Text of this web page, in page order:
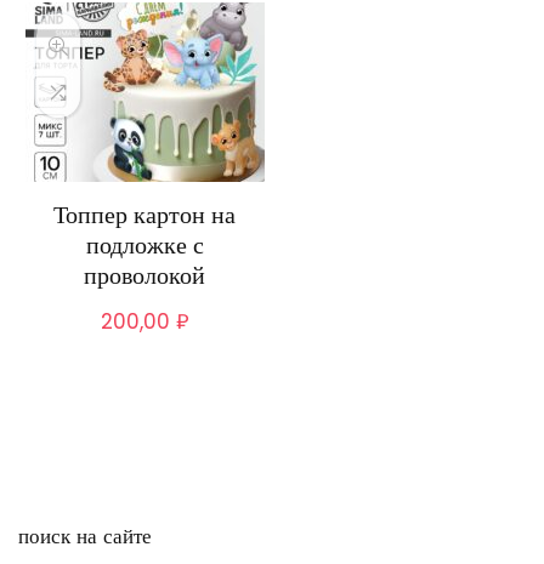
Топпер картон на
подложке с
проволокой
200,00 ₽
поиск на сайте